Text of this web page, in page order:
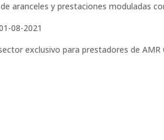
aranceles y prestaciones moduladas
08-2021
exclusivo para prestadores de AMR